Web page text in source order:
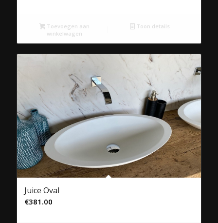
Toevoegen aan
winkelwagen
Toon details
Juice Oval
€381.00